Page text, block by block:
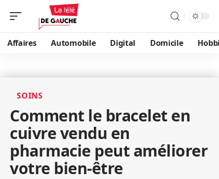
Affaires Automobile Digital Domicile
SOINS
Comment le bracelet en
cuivre vendu en
pharmacie peut améliorer
votre bien-être